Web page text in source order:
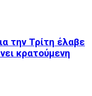
την Τρίτη έλαβε
κρατούμενη